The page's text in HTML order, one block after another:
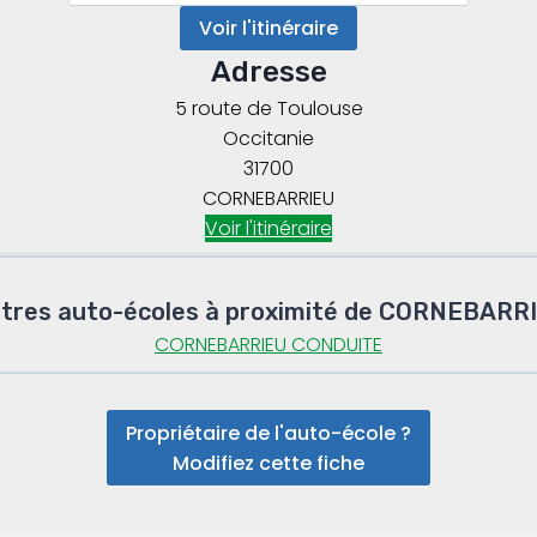
Voir l'itinéraire
Adresse
5 route de Toulouse
CORNEBARRIEU
Occitanie
31700
Voir l'itinéraire
auto-écoles à proximité de
CORNEBARRIEU CONDUITE
Propriétaire de l'auto-école ?
Modifiez cette fiche